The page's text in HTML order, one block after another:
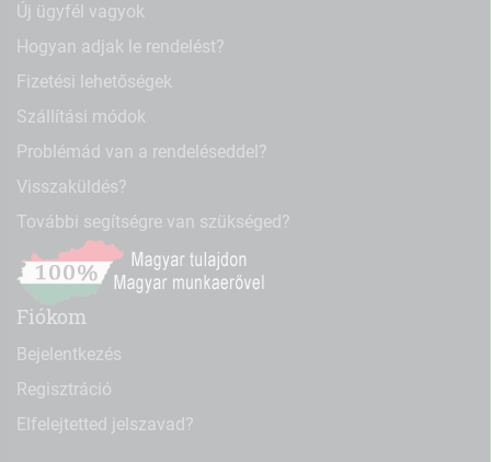
Új ügyfél vagyok
Hogyan adjak le rendelést?
Fizetési lehetőségek
Szállítási módok
Problémád van a rendeléseddel?
Visszaküldés?
További segítségre van szükséged?
Fiókom
Bejelentkezés
Regisztráció
Elfelejtetted jelszavad?